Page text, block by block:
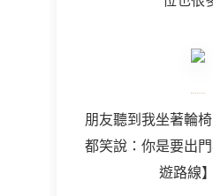
朋友聽到我坐著輪
都笑說：你是要出
遊路線